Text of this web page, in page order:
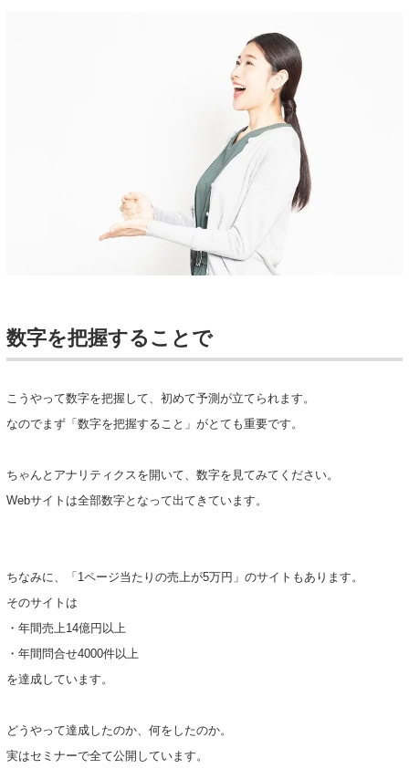
数字を把握することで
こうやって数字を把握して、初めて予測が立てられます。
なのでまず「数字を把握すること」がとても重要です。
ちゃんとアナリティクスを開いて、数字を見てみてください。
Webサイトは全部数字となって出てきています。
ちなみに、「1ページ当たりの売上が5万円」のサイトもあります。
そのサイトは
・年間売上14億円以上
・年間問合せ4000件以上
を達成しています。
どうやって達成したのか、何をしたのか。
実はセミナーで全て公開しています。